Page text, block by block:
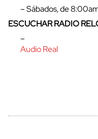
– Sábados, de
ESCUCHAR RADIO
–
Audio Real